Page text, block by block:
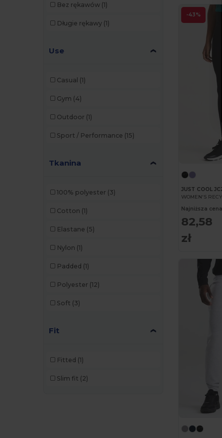
Finden & Hales
Just Cool
Kariban (10)
Kariban Premium
(3)
Korntex
Larkwood
Malfini
Malfini Premium
Mumbles
Promodoro
Quadra (3)
Bez rękawów (1)
Długie rękawy (1)
Use
Casual (1)
Gym (4)
Outdoor (1)
Sport / Performance (15)
Tkanina
100% polyester (3)
Cotton (1)
Elastane (5)
Nylon (1)
Padded (1)
Polyester (12)
Soft (3)
Fit
Fitted (1)
Slim fit (2)
-43%
JUST COOL
WOMEN'S
Najniższa
82,58
zł